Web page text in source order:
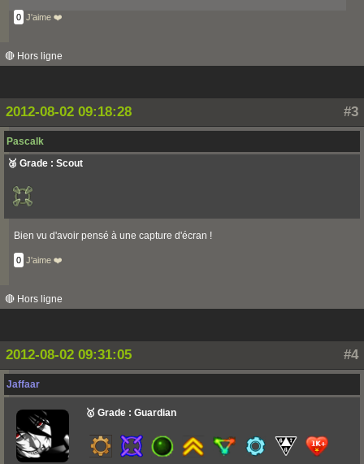
0 J'aime ❤️
🔴 Hors ligne
#3
2012-08-02 09:18:28
Pascalk
🥉 Grade : Scout
Bien vu d'avoir pensé à une capture d'écran !
0 J'aime ❤️
🔴 Hors ligne
#4
2012-08-02 09:31:05
Jaffaar
🥇 Grade : Guardian